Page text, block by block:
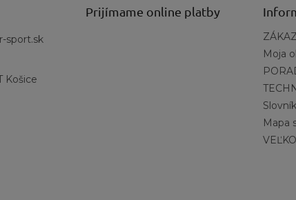
sport.sk
Košice
Prijímame online platby
Moja
Mapa